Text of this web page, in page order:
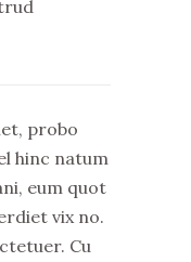
probo
hinc natum
eum quot
vix no.
Cu